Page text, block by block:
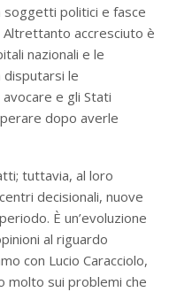
soggetti politici e fasce
Altrettanto accresciuto è
nazionali e le
le
e gli Stati
dopo averle
tuttavia, al loro
decisionali, nuove
È un’evoluzione
al riguardo
con Lucio Caracciolo,
molto sui problemi che